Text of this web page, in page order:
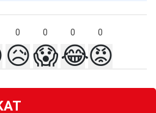
0 0 0 0
😥😱😂😡